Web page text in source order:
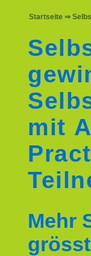
Startseite ⇒
mit
Mehr